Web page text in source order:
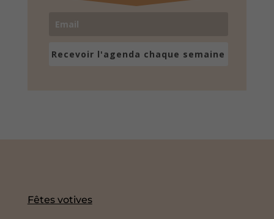
Recevoir l'agenda chaque semaine
Fêtes votives